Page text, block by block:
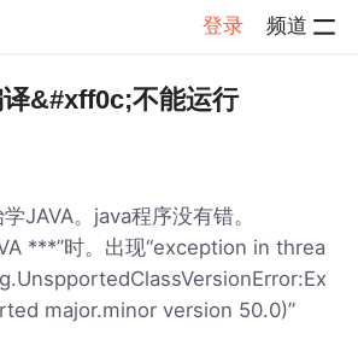
登录 频道
帖子详情
&#xff0c;不能运行
JAVA。java程序没有错。
***”时。出现“exception in threa
major.minor version 50.0)”